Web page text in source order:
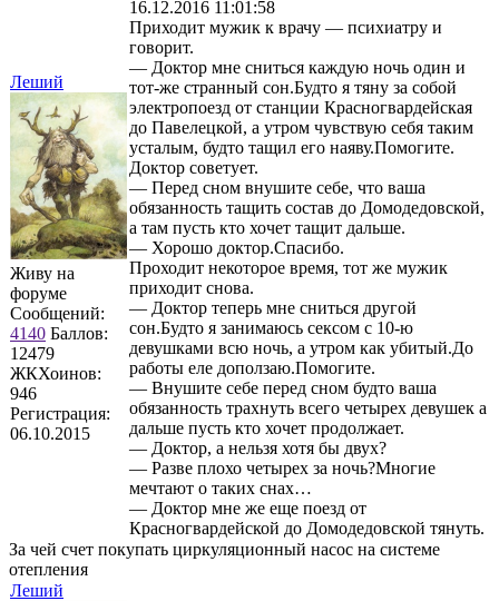
Леший
Живу на
форуме
Сообщений:
4140 Баллов:
12479
ЖКХоинов:
946
Регистрация:
06.10.2015
16.12.2016 11:01:58
Приходит мужик к врачу — психиатру и
говорит.
— Доктор мне сниться каждую ночь один и
тот-же странный сон.Будто я тяну за собой
электропоезд от станции Красногвардейская
до Павелецкой, а утром чувствую себя таким
усталым, будто тащил его наяву.Помогите.
Доктор советует.
— Перед сном внушите себе, что ваша
обязанность тащить состав до Домодедовской,
а там пусть кто хочет тащит дальше.
— Хорошо доктор.Спасибо.
Проходит некоторое время, тот же мужик
приходит снова.
— Доктор теперь мне сниться другой
сон.Будто я занимаюсь ceкcом с 10-ю
девушками всю ночь, а утром как убитый.До
работы еле доползаю.Помогите.
— Внушите себе перед сном будто ваша
обязанность трахнуть всего четырех девушек а
дальше пусть кто хочет продолжает.
— Доктор, а нельзя хотя бы двух?
— Разве плохо четырех за ночь?Многие
мечтают о таких снах…
— Доктор мне же еще поезд от
Красногвардейской до Домодедовской тянуть.
За чей счет покупать циркуляционный насос на системе
отепления
Леший